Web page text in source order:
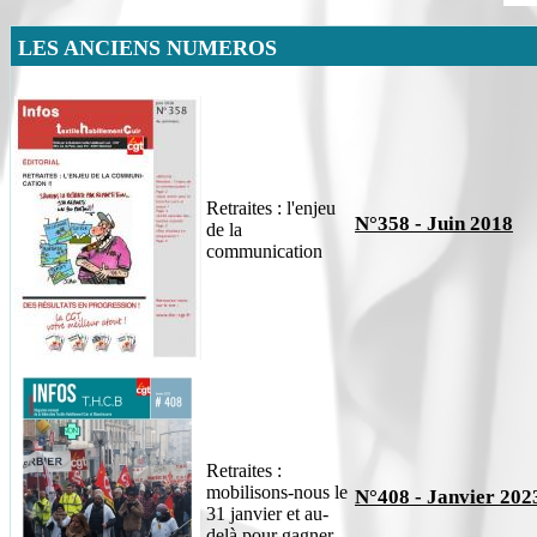
LES ANCIENS NUMEROS
Retraites : l'enjeu
de la
communication
N°358 - Juin 2018
Retraites :
mobilisons-nous le
31 janvier et au-
N°408 - Janvier